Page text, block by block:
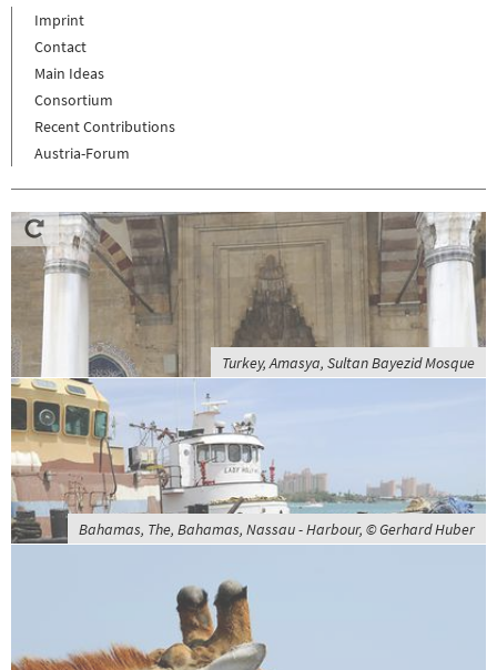
Imprint
Contact
Main Ideas
Consortium
Recent Contributions
Austria-Forum
Turkey, Amasya, Sultan Bayezid Mosque
Bahamas, The, Bahamas, Nassau - Harbour, © Gerhard Huber